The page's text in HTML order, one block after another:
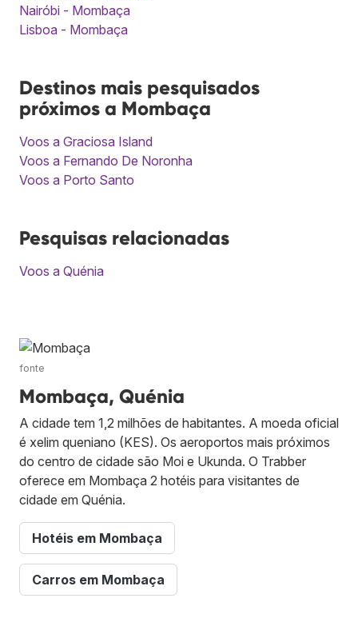
Nairóbi - Mombaça
Lisboa - Mombaça
Destinos mais pesquisados
próximos a Mombaça
Voos a Graciosa Island
Voos a Fernando De Noronha
Voos a Porto Santo
Pesquisas relacionadas
Voos a Quénia
fonte
Mombaça, Quénia
A cidade tem 1,2 milhões de habitantes. A moeda oficial
é xelim queniano (KES). Os aeroportos mais próximos
do centro de cidade são Moi e Ukunda. O Trabber
oferece em Mombaça 2 hotéis para visitantes de
cidade em Quénia.
Hotéis em Mombaça
Carros em Mombaça